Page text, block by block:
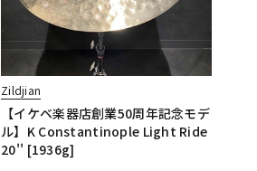
Zildjian
【イケベ楽器店創業50周年記念モデ
ル】K Constantinople Light Ride
20'' [1936g]